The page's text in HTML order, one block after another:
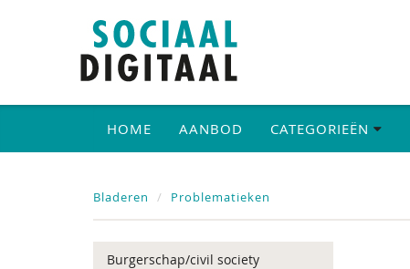
HOME AANBOD CATEGORIEËN
Bladeren Problematieken
Burgerschap/civil society